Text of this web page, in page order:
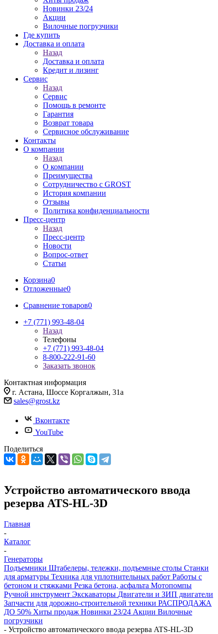
Новинки 23/24
Акции
Вилочные погрузчики
Где купить
Доставка и оплата
Назад
Доставка и оплата
Кредит и лизинг
Сервис
Назад
Сервис
Помощь в ремонте
Гарантия
Возврат товара
Сервисное обслуживание
Контакты
О компании
Назад
О компании
Преимущества
Сотрудничество с GROST
История компании
Отзывы
Политика конфиденциальности
Пресс-центр
Назад
Пресс-центр
Новости
Вопрос-ответ
Статьи
Корзина0
Отложенные0
Сравнение товаров0
+7 (771) 993-48-04
Назад
Телефоны
+7 (771) 993-48-04
8-800-222-91-60
Заказать звонок
Контактная информация
г. Астана, Шоссе Коргалжын, 31а
sales@grost.kz
Вконтакте
YouTube
Поделиться
Устройство автоматического ввода
резерва ATS-HL-3D
Главная
-
Каталог
-
Генераторы
Подъемники Штабелеры, тележки, подъемные столы Станки
для арматуры Техника для уплотнительных работ Работы с
бетоном и стяжками Резка бетона, асфальта Мотопомпы
Ручной инструмент Экскаваторы Двигатели и ЗИП двигатели
Запчасти для дорожно-строительной техники РАСПРОДАЖА
ДО 50% Хиты продаж Новинки 23/24 Акции Вилочные
погрузчики
- Устройство автоматического ввода резерва ATS-HL-3D